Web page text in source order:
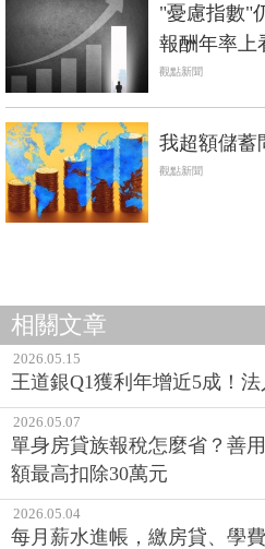
"憂慮指數"
報酬年率上
觀點新聞
我超額儲蓄
觀點新聞
相關文章
2026.05.15
王道銀Q1獲利年增近5成！
2026.05.07
單身房貸族報稅怎麼省？善
額最高扣除30萬元
2026.05.04
每月薪水進帳，繳房貸、學